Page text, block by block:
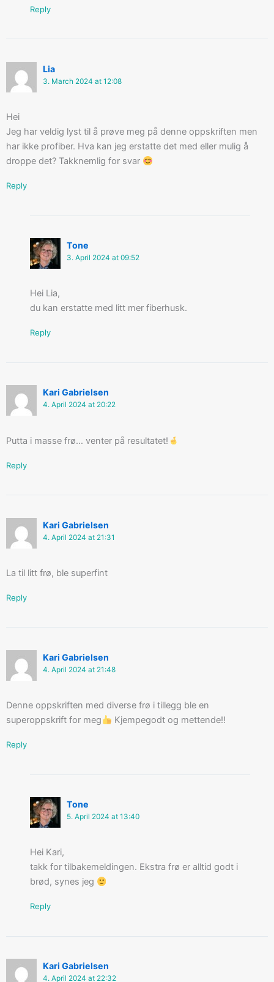
Reply
Lia
3. March 2024 at 12:08
Hei
Jeg har veldig lyst til å prøve meg på denne oppskriften men
har ikke profiber. Hva kan jeg erstatte det med eller mulig å
droppe det? Takknemlig for svar
Reply
Tone
3. April 2024 at 09:52
Hei Lia,
du kan erstatte med litt mer fiberhusk.
Reply
Kari Gabrielsen
4. April 2024 at 20:22
Putta i masse frø… venter på resultatet!
Reply
Kari Gabrielsen
4. April 2024 at 21:31
La til litt frø, ble superfint
Reply
Kari Gabrielsen
4. April 2024 at 21:48
Denne oppskriften med diverse frø i tillegg ble en
superoppskrift for meg
Kjempegodt og mettende!!
Reply
Tone
5. April 2024 at 13:40
Hei Kari,
takk for tilbakemeldingen. Ekstra frø er alltid godt i
brød, synes jeg
Reply
Kari Gabrielsen
4. April 2024 at 22:32